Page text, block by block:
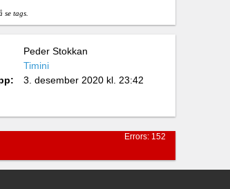
tags.
Peder Stokkan
Timini
3. desember 2020 kl. 23:42
Errors: 152